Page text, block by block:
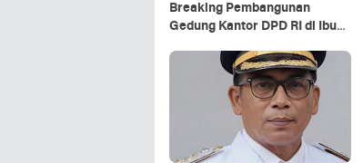
Breaking Pembangunan
Gedung Kantor DPD RI di Ibu